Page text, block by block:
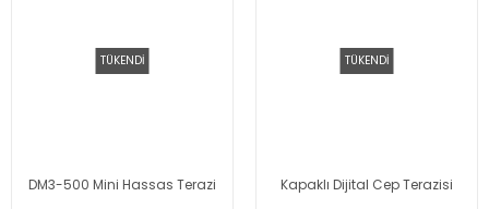
TÜKENDİ
DM3-500 Mini Hassas Terazi
TÜKENDİ
Kapaklı Dijital Cep Terazisi